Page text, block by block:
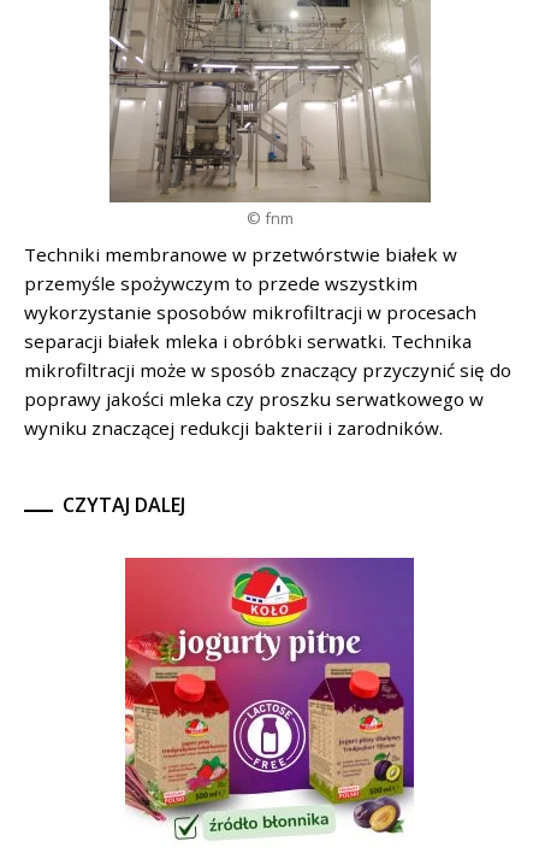
© fnm
Techniki membranowe w przetwórstwie białek w
przemyśle spożywczym to przede wszystkim
wykorzystanie sposobów mikrofiltracji w procesach
separacji białek mleka i obróbki serwatki. Technika
mikrofiltracji może w sposób znaczący przyczynić się do
poprawy jakości mleka czy proszku serwatkowego w
wyniku znaczącej redukcji bakterii i zarodników.
CZYTAJ DALEJ